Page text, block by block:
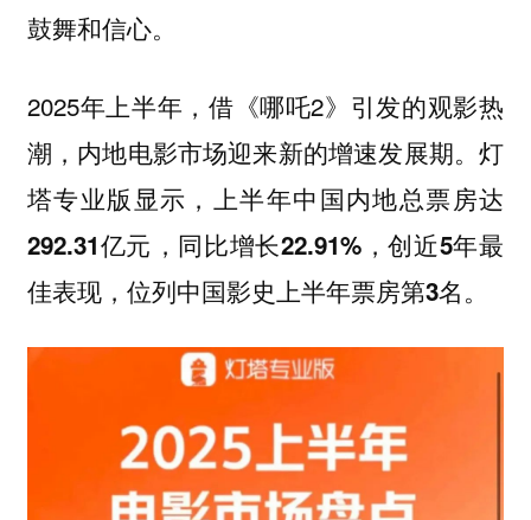
鼓舞和信心。
2025年上半年，借《哪吒2》引发的观影热
潮，内地电影市场迎来新的增速发展期。灯
塔专业版显示， 上半年中国内地总票房达
292.31亿元‌，同比增长22.91%，创近5年最
佳表现，位列中国影史上半年票房第3名。